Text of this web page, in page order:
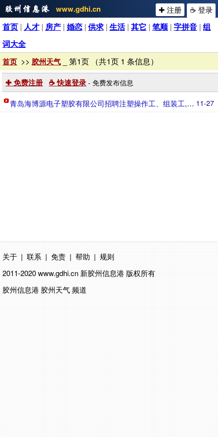
www.gdhi.cn ☕ 登录
✚ 注册
首页 | 人才 | 房产 | 婚恋 | 供求| 生活| 其它 | 笔顺 | 字拼音 | 组
词大全
首页 >> 胶州天气 _ 第1页 （共1页 1 条信息）
✚ 免费注册 ☕ 快速登录 - 免费发布信息
11-27
青岛海博源电子塑胶有限公司招聘注塑操作工、组装工,质量检验员,注
关于 | 联系 | 免责 | 帮助 | 规则
2011-2020 www.gdhi.cn 新胶州信息港 版权所有
胶州信息港 胶州天气 频道